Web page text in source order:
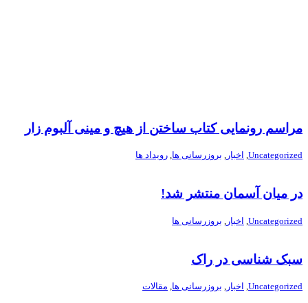
مراسم رونمایی کتاب ساختن از هیچ و مینی آلبوم زار
Uncategorized
, اخبار , بروزرسانی ها, رویداد ها
در میان آسمان منتشر شد!
Uncategorized اخبار بروزرسانی ها
سبک شناسی در راک
Uncategorized
, اخبار , بروزرسانی ها, مقالات